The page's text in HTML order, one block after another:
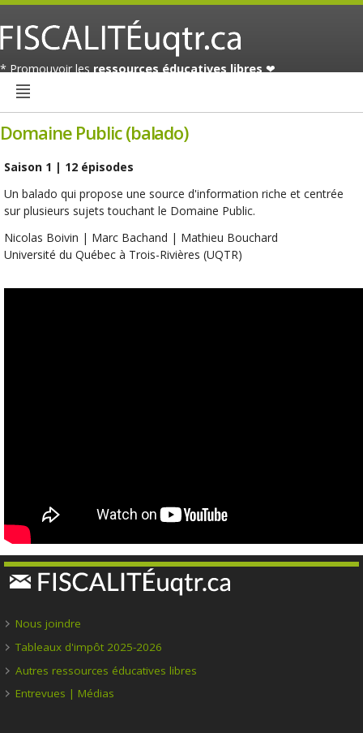
* Promouvoir lesressources éducatives libres❤
Domaine Public (balado)
Saison 1 | 12 épisodes
Un balado qui propose une source d'information riche et centrée
sur plusieurs sujets touchant le Domaine Public.
Nicolas Boivin | Marc Bachand | Mathieu Bouchard
Université du Québec à Trois-Rivières (UQTR)
Nous joindre
Tableaux d'impôt 2025-2026
Autres ressources éducatives libres
Entrevues | Médias